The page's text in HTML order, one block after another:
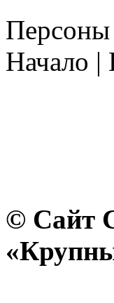
Персоны
Начало |
© Сайт